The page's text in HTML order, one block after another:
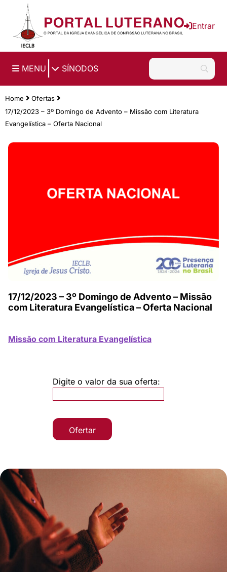
Ir para o conteúdo principal
Entrar
MENU SÍNODOS
Home
Ofertas
17/12/2023 – 3º Domingo de Advento – Missão com Literatura
Evangelística – Oferta Nacional
17/12/2023 – 3º Domingo de Advento – Missão
com Literatura Evangelística – Oferta Nacional
Missão com Literatura Evangelística
Digite o valor da sua oferta:
Ofertar